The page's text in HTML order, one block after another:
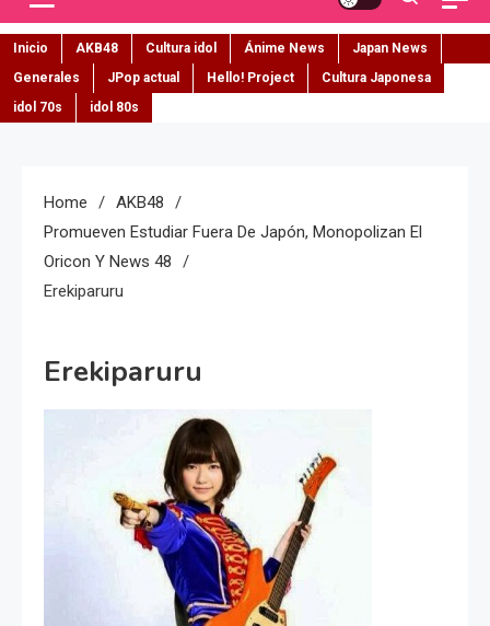
Inicio AKB48 Cultura idol Ánime News
Japan News
Generales
JPop actual Hello! Project
Cultura Japonesa
idol 70s
idol 80s
Home
AKB48
Promueven Estudiar Fuera De Japón, Monopolizan El
Oricon Y News 48
Erekiparuru
Erekiparuru